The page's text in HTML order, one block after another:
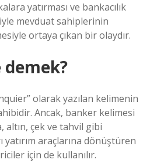
yatırması ve bankacılık
mevduat sahiplerinin
ortaya çıkan bir olaydır.
olarak yazılan kelimenin
Ancak, banker kelimesi
altın, çek ve tahvil gibi
yatırım araçlarına dönüştüren
için de kullanılır.